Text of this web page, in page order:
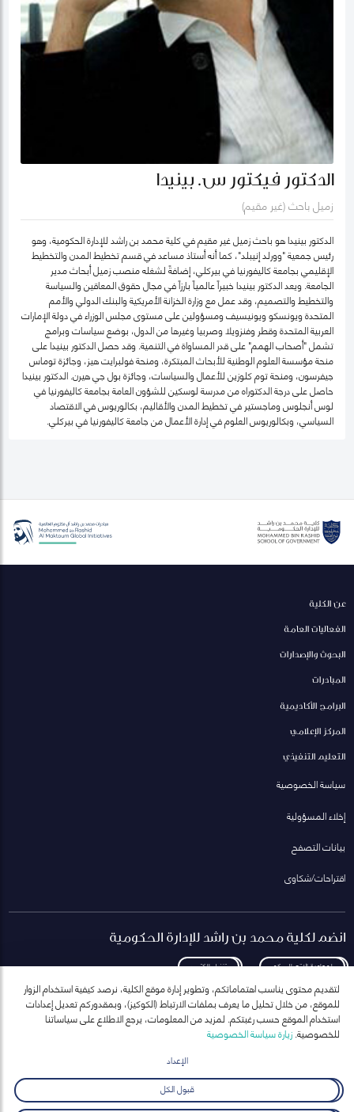
الدكتور فيكتور س. بينيدا
زميل باحث (غير مقيم)
الدكتور بينيدا هو باحث زميل غير مقيم في كلية محمد بن راشد للإدارة الحكومية، وهو
رئيس جمعية "وورلد إنيبلد"، كما أنه أستاذ مساعد في قسم تخطيط المدن والتخطيط
الإقليمي بجامعة كاليفورنيا في بيركلي، إضافةً لشغله منصب زميل أبحاث مدير
الجامعة. ويعد الدكتور بينيدا خبيراً عالمياً بارزاً في مجال حقوق المعاقين والسياسة
والتخطيط والتصميم، وقد عمل مع وزارة الخزانة الأمريكية والبنك الدولي والأمم
المتحدة ويونسكو ويونيسيف ومسؤولين على مستوى مجلس الوزراء في دولة الإمارات
العربية المتحدة وقطر وفنزويلا وصربيا وغيرها من الدول، بوضع سياسات وبرامج
تشمل "أصحاب الهمم" على قدر المساواة في التنمية. وقد حصل الدكتور بينيدا على
منحة مؤسسة العلوم الوطنية للأبحاث المبتكرة، ومنحة فولبرايت هيز، وجائزة توماس
جيفرسون، ومنحة توم كلوزين للأعمال والسياسات، وجائزة بول جي هيرن. الدكتور بينيدا
حاصل على درجة الدكتوراه من مدرسة لوسكين للشؤون العامة بجامعة كاليفورنيا في
لوس أنجلوس وماجستير في تخطيط المدن والأقاليم، بكالوريوس في الاقتصاد
السياسي، وبكالوريوس العلوم في إدارة الأعمال من جامعة كاليفورنيا في بيركلي.
عن الكلية
الفعاليات العامة
البحوث والإصدارات
المبادرات
البرامج الأكاديمية
المركز الإعلامي
التعليم التنفيذي
سياسة الخصوصية
إخلاء المسؤولية
بيانات التصفح
اقتراحات/شكاوى
انضم لكلية محمد بن راشد للإدارة الحكومية
لمعاودة الاتصال بكم تنزيل الكتيب
انضم إلى قائمة مراسلاتنا
ارسال
لتقديم محتوى يناسب اهتماماتكم، وتطوير إدارة موقع الكلية، نرصد كيفية استخدام الزوار
للموقع، من خلال تحليل ما يعرف بملفات الارتباط (الكوكيز)، وبمقدوركم تعديل إعدادات
استخدام الموقع حسب رغبتكم. لمزيد من المعلومات، يرجع الاطلاع على سياساتنا
للخصوصية.زيارة سياسة الخصوصية
الإعداد
قبول الكل